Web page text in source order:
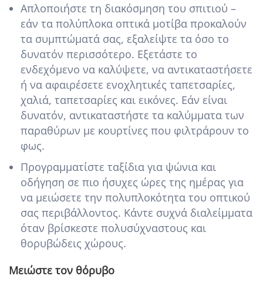
Απλοποιήστε τη διακόσμηση του σπιτιού –
εάν τα πολύπλοκα οπτικά μοτίβα προκαλούν
τα συμπτώματά σας, εξαλείψτε τα όσο το
δυνατόν περισσότερο. Εξετάστε το
ενδεχόμενο να καλύψετε, να αντικαταστήσετε
ή να αφαιρέσετε ενοχλητικές ταπετσαρίες,
χαλιά, ταπετσαρίες και εικόνες. Εάν είναι
δυνατόν, αντικαταστήστε τα καλύμματα των
παραθύρων με κουρτίνες που φιλτράρουν το
φως.
Προγραμματίστε ταξίδια για ψώνια και
οδήγηση σε πιο ήσυχες ώρες της ημέρας για
να μειώσετε την πολυπλοκότητα του οπτικού
σας περιβάλλοντος. Κάντε συχνά διαλείμματα
όταν βρίσκεστε πολυσύχναστους και
θορυβώδεις χώρους.
Μειώστε τον θόρυβο